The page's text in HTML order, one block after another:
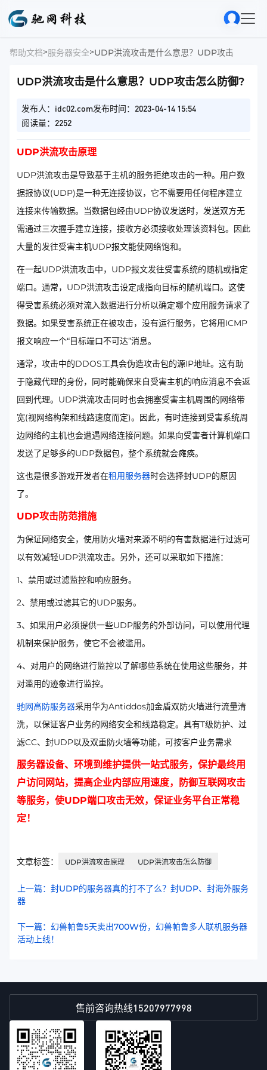
帮助文档>服务器安全>UDP洪流攻击是什么意思？UDP攻击怎么防
UDP洪流攻击是什么意思？UDP攻击怎么防御?
发布人：idc02.com发布时间：2023-04-14 15:54
阅读量：2252
UDP洪流攻击原理
UDP洪流攻击是导致基于主机的服务拒绝攻击的一种。用户数
据报协议(UDP)是一种无连接协议，它不需要用任何程序建立
连接来传输数据。当数据包经由UDP协议发送时，发送双方无
需通过三次握手建立连接，接收方必须接收处理该资料包。因此
大量的发往受害主机UDP报文能使网络饱和。
在一起UDP洪流攻击中，UDP报文发往受害系统的随机或指定
端口。通常，UDP洪流攻击设定成指向目标的随机端口。这使
得受害系统必须对流入数据进行分析以确定哪个应用服务请求了
数据。如果受害系统正在被攻击，没有运行服务，它将用ICMP
报文响应一个“目标端口不可达”消息。
通常，攻击中的DDOS工具会伪造攻击包的源IP地址。这有助
于隐藏代理的身份，同时能确保来自受害主机的响应消息不会返
回到代理。UDP洪流攻击同时也会拥塞受害主机周围的网络带
宽(视网络构架和线路速度而定)。因此，有时连接到受害系统周
边网络的主机也会遭遇网络连接问题。如果向受害者计算机端口
发送了足够多的UDP数据包，整个系统就会瘫痪。
这也是很多游戏开发者在租用服务器时会选择封UDP的原因
了。
UDP攻击防范措施
为保证网络安全，使用防火墙对来源不明的有害数据进行过滤可
以有效减轻UDP洪流攻击。另外，还可以采取如下措施：
1、禁用或过滤监控和响应服务。
2、禁用或过滤其它的UDP服务。
3、如果用户必须提供一些UDP服务的外部访问，可以使用代理
机制来保护服务，使它不会被滥用。
4、对用户的网络进行监控以了解哪些系统在使用这些服务，并
对滥用的迹象进行监控。
驰网高防服务器采用华为Antiddos加金盾双防火墙进行流量清
洗，以保证客户业务的网络安全和线路稳定。具有T级防护、过
滤CC、封UDP以及双重防火墙等功能，可按客户业务需求
服务器设备、环境到维护提供一站式服务，保护最终用
户访问网站，提高企业内部应用速度，防御互联网攻击
等服务，使UDP端口攻击无效，保证业务平台正常稳
定！
文章标签： UDP洪流攻击原理 UDP洪流攻击怎么防御
上一篇：封UDP的服务器真的打不了么？封UDP、封海外服务
器
下一篇：幻兽帕鲁5天卖出700W份，幻兽帕鲁多人联机服务器
活动上线！
售前咨询热线15207977998